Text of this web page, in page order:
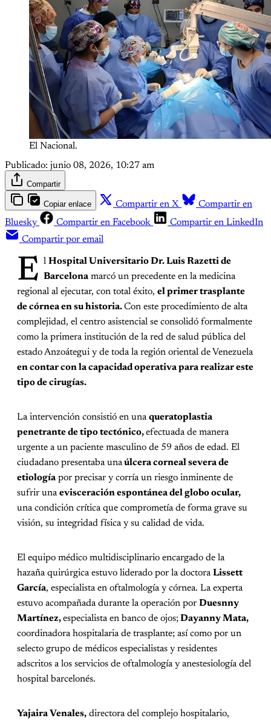
El Nacional.
Publicado: junio 08, 2026, 10:27 am
Compartir
Copiar enlace Compartir en X
Compartir en
Bluesky
Compartir en Facebook
Compartir en LinkedIn
Compartir por email
E l Hospital Universitario Dr. Luis Razetti de
Barcelona marcó un precedente en la medicina
regional al ejecutar, con total éxito, el primer trasplante
de córnea en su historia.Con este procedimiento de alta
complejidad, el centro asistencial se consolidó formalmente
como la primera institución de la red de salud pública del
estado Anzoátegui y de toda la región oriental de Venezuela
en contar con la capacidad operativa para realizar este
tipo de cirugías.
La intervención consistió en unaqueratoplastia
penetrante de tipo tectónico,efectuada de manera
urgente a un paciente masculino de 59 años de edad. El
ciudadano presentaba unaúlcera corneal severa de
etiología por precisar y corría un riesgo inminente de
sufrir unaevisceración espontánea del globo ocular,
una condición crítica que comprometía de forma grave su
visión, su integridad física y su calidad de vida.
El equipo médico multidisciplinario encargado de la
hazaña quirúrgica estuvo liderado por la doctoraLissett
García, especialista en oftalmología y córnea. La experta
estuvo acompañada durante la operación por Duesnny
Martínez,especialista en banco de ojos;Dayanny Mata,
coordinadora hospitalaria de trasplante; así como por un
selecto grupo de médicos especialistas y residentes
adscritos a los servicios de oftalmología y anestesiología del
hospital barcelonés.
Yajaira Venales, directora del complejo hospitalario,